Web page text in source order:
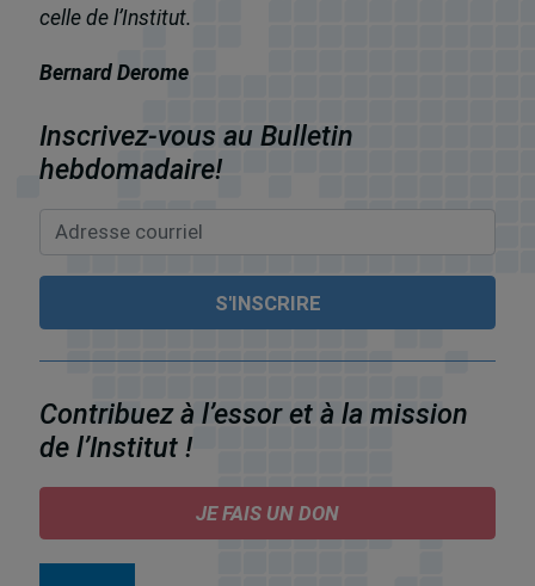
celle de l’Institut.
Bernard Derome
Inscrivez-vous au Bulletin
hebdomadaire!
Contribuez à l’essor et à la mission
de l’Institut !
JE FAIS UN DON